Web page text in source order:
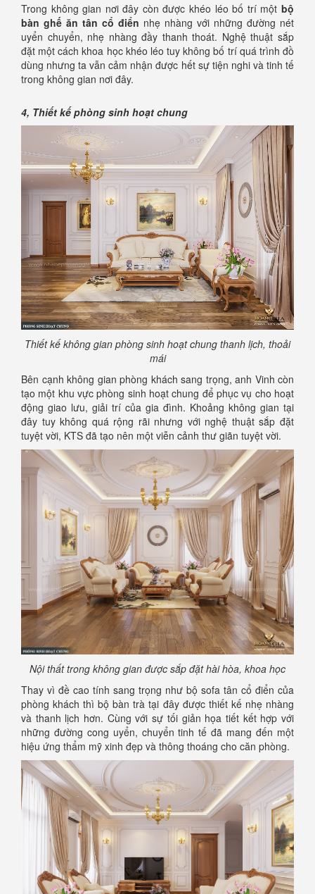
Trong không gian nơi đây còn được khéo léo bố trí một bộ
bàn ghế ăn tân cổ điển nhẹ nhàng với những đường nét
uyển chuyển, nhẹ nhàng đầy thanh thoát. Nghệ thuật sắp
đặt một cách khoa học khéo léo tuy không bố trí quá trình đồ
dùng nhưng ta vẫn cảm nhận được hết sự tiện nghi và tinh tế
trong không gian nơi đây.
4, Thiết kế phòng sinh hoạt chung
Thiết kế không gian phòng sinh hoạt chung thanh lịch, thoải
mái
Bên cạnh không gian phòng khách sang trọng, anh Vinh còn
tạo một khu vực phòng sinh hoạt chung để phục vụ cho hoạt
động giao lưu, giải trí của gia đình. Khoảng không gian tại
đây tuy không quá rộng rãi nhưng với nghệ thuật sắp đặt
tuyệt vời, KTS đã tạo nên một viễn cảnh thư giãn tuyệt vời.
Nội thất trong không gian được sắp đặt hài hòa, khoa học
Thay vì đề cao tính sang trọng như bộ sofa tân cổ điển của
phòng khách thì bộ bàn trà tại đây được thiết kế nhẹ nhàng
và thanh lịch hơn. Cùng với sự tối giản họa tiết kết hợp với
những đường cong uyển, chuyển tinh tế đã mang đến một
hiệu ứng thẩm mỹ xinh đẹp và thông thoáng cho căn phòng.